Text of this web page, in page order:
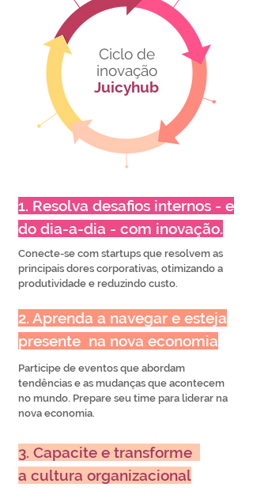
Ciclo de
inovação
Juicyhub
1. Resolva desafios internos - e
do dia-a-dia - com inovação.
Conecte-se com startups que resolvem as
principais dores corporativas, otimizando a
produtividade e reduzindo custo.
2. Aprenda a navegar e esteja
presente na nova economia
Participe de eventos que abordam
tendências e as mudanças que acontecem
no mundo. Prepare seu time para liderar na
nova economia.
3. Capacite e transforme
a cultura organizacional